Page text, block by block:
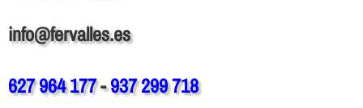
info@fervalles.es
627 964 177-937 299 718